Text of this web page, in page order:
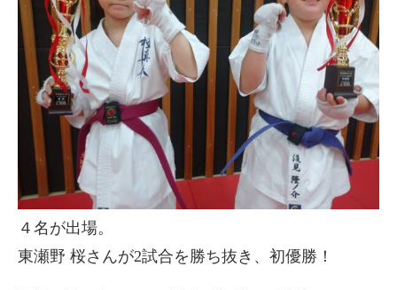
４名が出場。
東瀬野 桜さんが2試合を勝ち抜き、初優勝！